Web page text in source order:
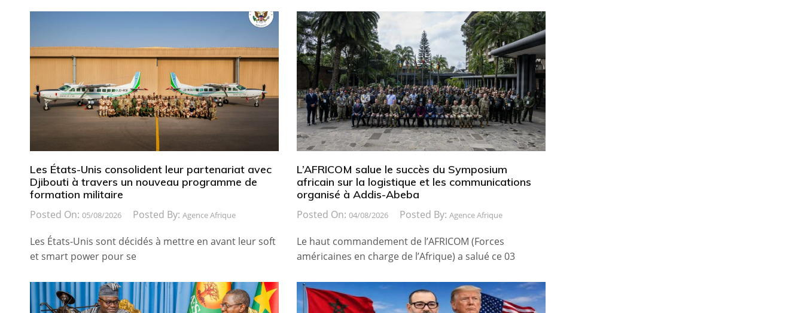
Les États-Unis consolident leur partenariat avec
Djibouti à travers un nouveau programme de
formation militaire
Posted On: 05/08/2026 Posted By: Agence Afrique
Les États-Unis sont décidés à mettre en avant leur soft
et smart power pour se
L’AFRICOM salue le succès du Symposium
africain sur la logistique et les communications
organisé à Addis-Abeba
Posted On: 04/08/2026 Posted By: Agence Afrique
Le haut commandement de l’AFRICOM (Forces
américaines en charge de l’Afrique) a salué ce 03